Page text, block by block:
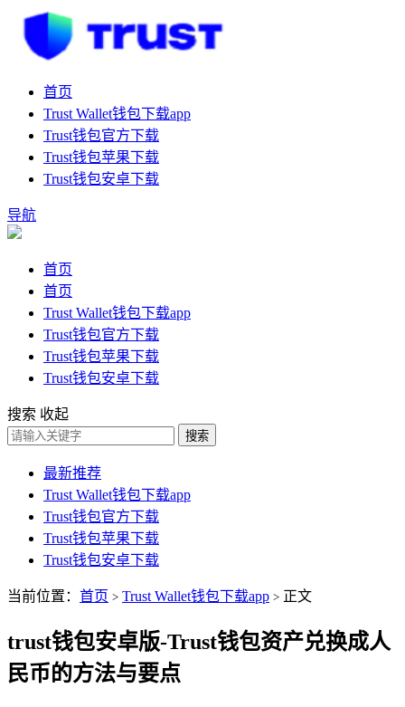
首页
Trust Wallet钱包下载app
Trust钱包官方下载
Trust钱包苹果下载
Trust钱包安卓下载
导航
首页
首页
Trust Wallet钱包下载app
Trust钱包官方下载
Trust钱包苹果下载
Trust钱包安卓下载
搜索 收起
搜索
最新推荐
Trust Wallet钱包下载app
Trust钱包官方下载
Trust钱包苹果下载
Trust钱包安卓下载
当前位置： 首页 > Trust Wallet钱包下载app > 正文
trust钱包安卓版-Trust钱包资产兑换成人
民币的方法与要点